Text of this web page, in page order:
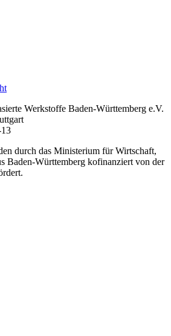
Werkstoffe Baden-Württemberg e.V.
durch das Ministerium für Wirtschaft,
Baden-Württemberg kofinanziert von der